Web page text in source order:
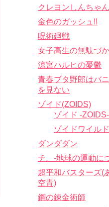
クレヨンしんちゃん
金色のガッシュ!!
呪術廻戦
女子高生の無駄づ
涼宮ハルヒの憂鬱
青春ブタ野郎はバ
を見ない
ゾイド(ZOIDS)
ゾイド -
ゾイドワイル
ダンダダン
チ。-地球の運動に
超平和バスターズ(
空青)
鋼の錬金術師